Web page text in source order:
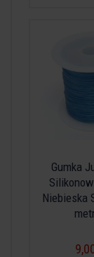
Gumka
Niebieska